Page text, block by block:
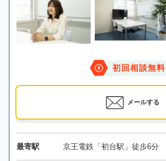
初回相談無料
メールする
最寄駅 京王電鉄「初台駅」徒歩6分